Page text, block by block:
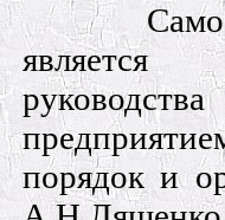
является
порядок и